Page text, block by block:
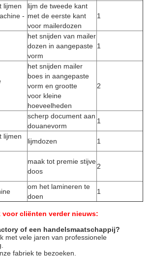
lijmen
-
lijm de tweede kant
met de eerste kant
voor mailerdozen
1
het snijden van mailer
dozen in aangepaste
vorm
1
het snijden mailer
boes in aangepaste
vorm en grootte
voor kleine
hoeveelheden
2
scherp document aan
douanevorm
1
lijmen
lijmdozen 1
maak tot premie stijve
doos
2
om het lamineren te
doen
1
voor cliënten verder nieuws:
of een handelsmaatschappij?
met vele jaren van professionele
fabriek te bezoeken.